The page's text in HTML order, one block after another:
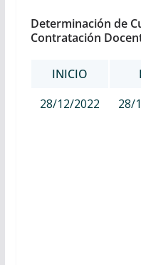
Determinación de
Contratación
INICIO
28/12/2022
28/